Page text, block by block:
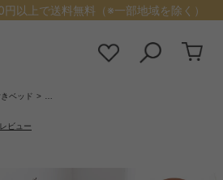
以上で送料無料（※一部地域を除く）
ベッド
ビュー